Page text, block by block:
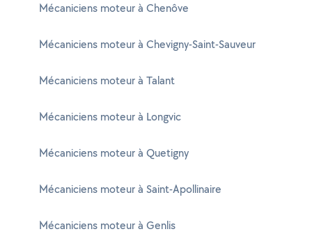
Mécaniciens moteur à Chenôve
Mécaniciens moteur à Chevigny-Saint-Sauveur
Mécaniciens moteur à Talant
Mécaniciens moteur à Longvic
Mécaniciens moteur à Quetigny
Mécaniciens moteur à Saint-Apollinaire
Mécaniciens moteur à Genlis